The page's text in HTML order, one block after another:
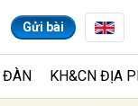
Gửi bài
ĐÀN KH&CN ĐỊA